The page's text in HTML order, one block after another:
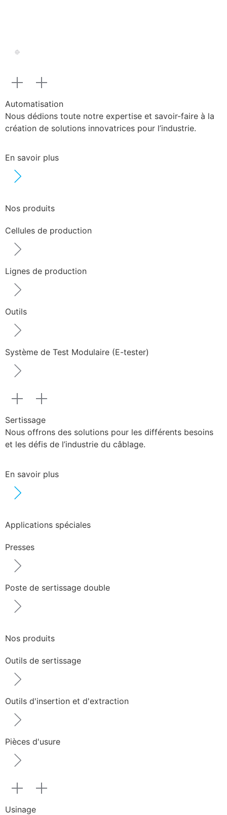
Automatisation
Nous dédions toute notre expertise et savoir-faire à la
création de solutions innovatrices pour l’industrie.
En savoir plus
Nos produits
Cellules de production
Lignes de production
Outils
Système de Test Modulaire (E-tester)
Sertissage
Nous offrons des solutions pour les différents besoins
et les défis de l’industrie du câblage.
En savoir plus
Applications spéciales
Presses
Poste de sertissage double
Nos produits
Outils de sertissage
Outils d'insertion et d'extraction
Pièces d'usure
Usinage